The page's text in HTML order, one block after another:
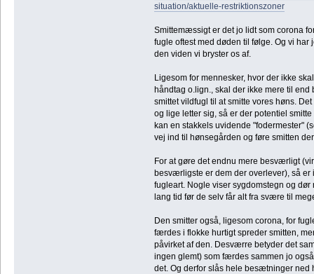
situation/aktuelle-restriktionszoner
Smittemæssigt er det jo lidt som corona
fugle oftest med døden til følge. Og vi
den viden vi bryster os af.
Ligesom for mennesker, hvor der ikke
håndtag o.lign., skal der ikke mere til
smittet vildfugl til at smitte vores høns.
og lige letter sig, så er der potentiel
kan en stakkels uvidende "fodermester"
vej ind til hønsegården og føre smitten
For at gøre det endnu mere besværligt
besværligste er dem der overlever), så
fugleart. Nogle viser sygdomstegn og
lang tid før de selv får alt fra svære til
Den smitter også, ligesom corona, for
færdes i flokke hurtigt spreder smitten,
påvirket af den. Desværre betyder det
ingen glemt) som færdes sammen jo
det. Og derfor slås hele besætninger ned